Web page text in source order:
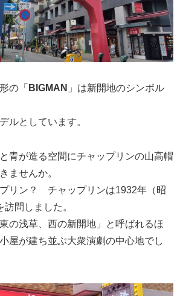
の「 BIGMAN 」は新開地のシンボル
ルとしています。
青が造る空間にチャップリンの山高帽
ませんか。
リン？ チャップリンは1932年（昭
問しました。
の浅草、西の新開地」と呼ばれるほ
屋が建ち並ぶ大衆演劇の中心地でし